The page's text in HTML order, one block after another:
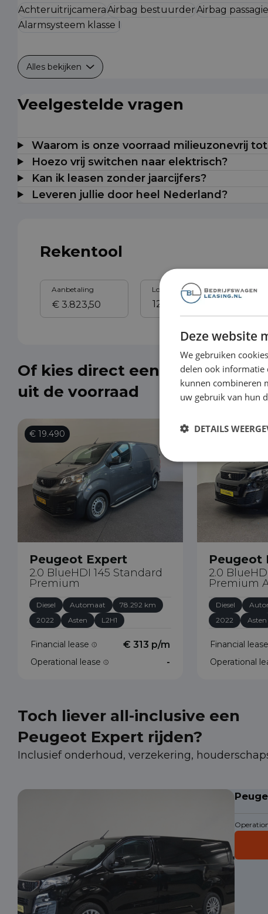
AchteruitrijcameraAirbag bestuurderAirbag
Alarmsysteem klasse I
Alles bekijken
Veelgestelde vragen
Waarom is onze voorraad milieuzonevrij
Hoezo vrij switchen naar elektrisch?
Kan ik leasen zonder jaarcijfers?
Leveren jullie door heel Nederland?
Rekentool
Aanbetaling Looptijd
Of kies direct een Peugeot
uit de voorraad
€ 19.490
Peugeot Expert
2.0 BlueHDI 145 Standard
Premium
Diesel Automaat
78.292 km
2022
Asten L2H1
Financial lease € 313 p/m
Operational lease -
€ 19.490
Peugeot
2.0
Premium
Diesel
2022
Asten
Financial lease
Operational
Toch liever all-inclusive een
Peugeot Expert rijden?
Inclusief onderhoud, verzekering,
Deze website
We gebruiken
delen ook informatie
kunnen combineren
uw gebruik van hun
DETAILS